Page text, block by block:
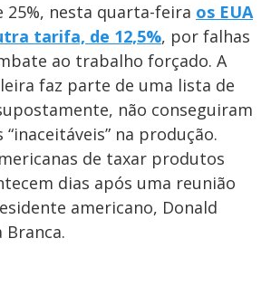
25%, nesta quarta-feira os EUA
tarifa, de 12,5%, por falhas
ao trabalho forçado. A
faz parte de uma lista de
não conseguiram
na produção.
de taxar produtos
dias após uma reunião
americano, Donald
Branca.